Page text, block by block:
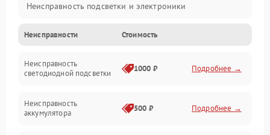
Неисправность подсветки и электроники
Неисправность изображения
Электропитание
Неисправности Стоимость
Неисправность
светодиодной подсветки
1000 ₽ Подробнее →
Неисправность
аккумулятора
500 ₽ Подробнее →